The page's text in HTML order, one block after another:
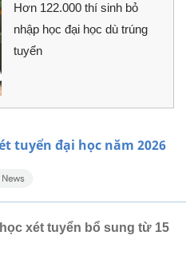
tuyển đại học năm 2026
Hơn 122.000 thí sinh bỏ
nhập học đại học dù trúng
tuyển
xét tuyển bổ sung từ 15